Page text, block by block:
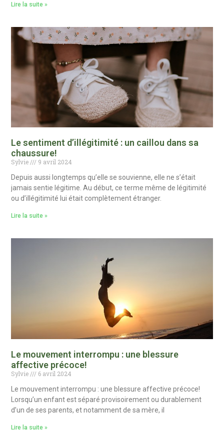
Lire la suite »
Le sentiment d’illégitimité : un caillou dans sa
chaussure!
Sylvie
9 avril 2024
Depuis aussi longtemps qu’elle se souvienne, elle ne s’était
jamais sentie légitime. Au début, ce terme même de légitimité
ou d’illégitimité lui était complètement étranger.
Lire la suite »
Le mouvement interrompu : une blessure
affective précoce!
Sylvie
6 avril 2024
Le mouvement interrompu : une blessure affective précoce!
Lorsqu’un enfant est séparé provisoirement ou durablement
d’un de ses parents, et notamment de sa mère, il
Lire la suite »